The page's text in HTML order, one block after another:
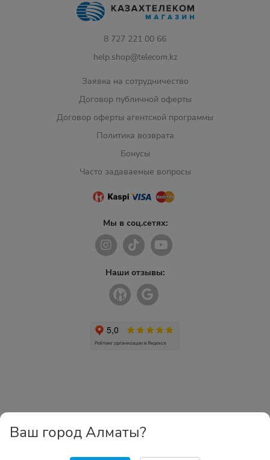
8 727 221 00 66
help.shop@telecom.kz
Заявка на сотрудничество
Договор публичной оферты
Договор оферты агентской программы
Политика возврата
Бонусы
Часто задаваемые вопросы
Мы в соц.сетях:
Наши отзывы:
Ваш город Алматы?